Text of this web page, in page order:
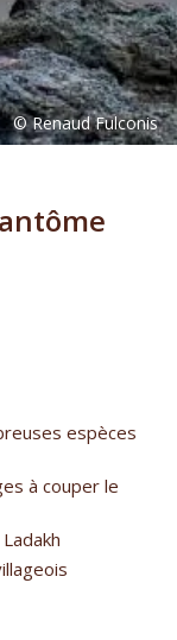
espèces
à couper le